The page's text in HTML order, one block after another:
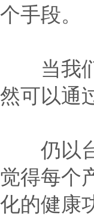
个手段。
当我们
然可以通
仍以台
觉得每个
化的健康